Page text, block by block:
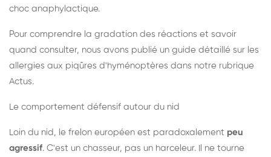
choc anaphylactique.
Pour comprendre la gradation des réactions et savoir
quand consulter, nous avons publié un guide détaillé sur les
allergies aux piqûres d'hyménoptères dans notre rubrique
Actus.
Le comportement défensif autour du nid
Loin du nid, le frelon européen est paradoxalement peu
agressif. C'est un chasseur, pas un harceleur. Il ne tourne